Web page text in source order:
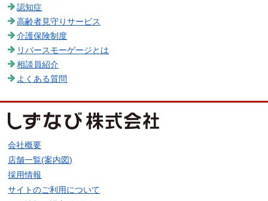
認知症
高齢者見守りサービス
介護保険制度
リバースモーゲージとは
相談員紹介
よくある質問
会社概要
店舗一覧(案内図)
採用情報
サイトのご利用について